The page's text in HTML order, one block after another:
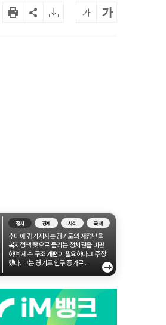
가 가
정치 경제 사회 국제
추미애 경기지사는 경기도의 재정난을
복지정책 탓으로 돌리는 정치권을 비판
하며 세수 구조 개편이 필요하다고 주장
했다. 그는 경기도 인구 증가로...
→